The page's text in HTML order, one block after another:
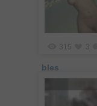
315 3
bles